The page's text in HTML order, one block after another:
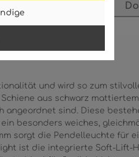
und wird so zum
aus schwarz
angeordnet sind. Diese
besonders weiches,
sorgt die Pendelleuchte für
ist die integrierte Soft-Lift-